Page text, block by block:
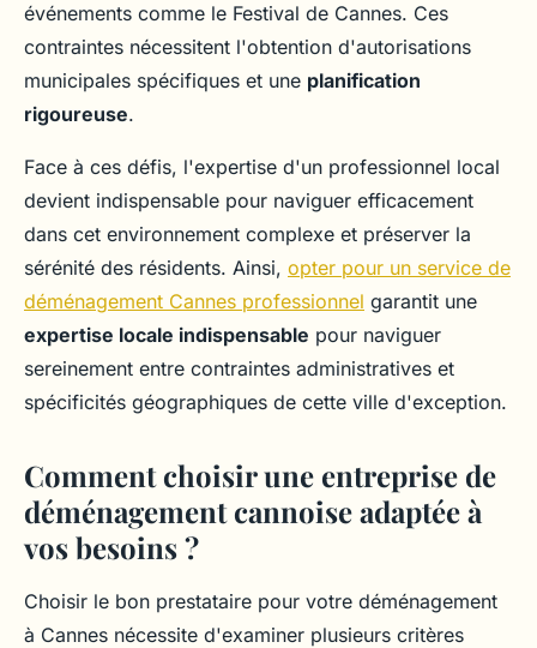
événements comme le Festival de Cannes. Ces
contraintes nécessitent l'obtention d'autorisations
municipales spécifiques et une planification
rigoureuse.
Face à ces défis, l'expertise d'un professionnel local
devient indispensable pour naviguer efficacement
dans cet environnement complexe et préserver la
sérénité des résidents. Ainsi, opter pour un service de
déménagement Cannes professionnel garantit une
expertise locale indispensable pour naviguer
sereinement entre contraintes administratives et
spécificités géographiques de cette ville d'exception.
Comment choisir une entreprise de
déménagement cannoise adaptée à
vos besoins ?
Choisir le bon prestataire pour votre déménagement
à Cannes nécessite d'examiner plusieurs critères